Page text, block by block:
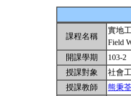
課程名稱
實地
Field
開課學期
103-2
授課對象
社會
授課教師
熊秉